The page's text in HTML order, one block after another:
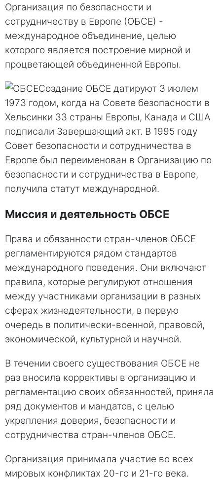
Организация по безопасности и
сотрудничеству в Европе (ОБСЕ) -
международное объединение, целью
которого является построение мирной и
процветающей объединенной Европы.
Создание ОБСЕ датируют 3 июлем
1973 годом, когда на Совете безопасности в
Хельсинки 33 страны Европы, Канада и США
подписали Завершающий акт. В 1995 году
Совет безопасности и сотрудничества в
Европе был переименован в Организацию по
безопасности и сотрудничества в Европе,
получила статут международной.
Миссия и деятельность ОБСЕ
Права и обязанности стран-членов ОБСЕ
регламентируются рядом стандартов
международного поведения. Они включают
правила, которые регулируют отношения
между участниками организации в разных
сферах жизнедеятельности, в первую
очередь в политически-военной, правовой,
экономической, культурной и научной.
В течении своего существования ОБСЕ не
раз вносила коррективы в организацию и
регламентацию своих обязанностей, приняла
ряд документов и мандатов, с целью
укрепления доверия, безопасности и
сотрудничества стран-членов ОБСЕ.
Организация принимала участие во всех
мировых конфликтах 20-го и 21-го века.